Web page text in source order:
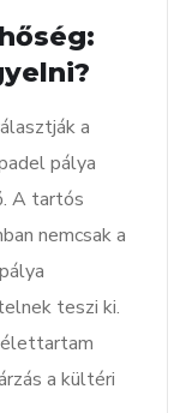
a
pálya
A tartós
nemcsak a
teszi ki.
élettartam
a kültéri